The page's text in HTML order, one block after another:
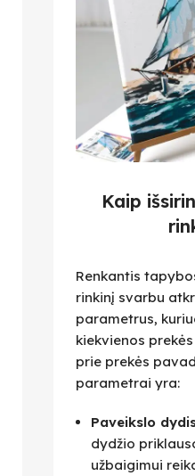
Kaip
Renkantis
rinkinį svarbu
parametrus,
kiekvienos
prie prekės
parametrai yra:
Paveikslo
dydžio
užbaigimui